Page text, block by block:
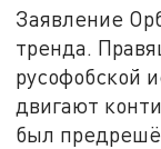
Заявление
тренда.
русофобской
двигают
был